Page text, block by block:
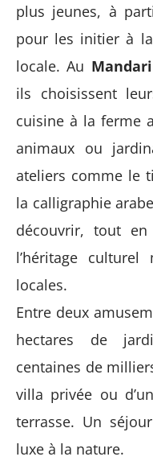
plus jeunes, à
pour les initier à
locale. Au
ils choisissent
cuisine à la ferme
animaux ou
ateliers comme le
la calligraphie
découvrir, tout en
l’héritage
locales.
Entre deux
hectares de
centaines de
villa privée ou
terrasse. Un
luxe à la nature.